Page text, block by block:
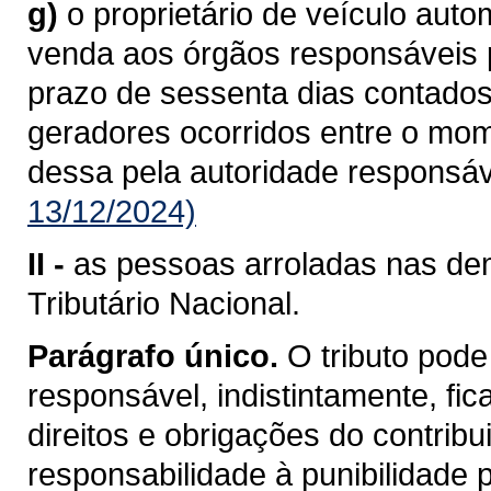
g) o proprietário de veículo
venda aos órgãos
prazo de sessenta dias
geradores ocorridos entre o
dessa pela autoridade
13/12/2024)
II - as pessoas arroladas nas
Tributário Nacional.
Parágrafo único. O tributo
responsável, indistintamente,
direitos e obrigações do
responsabilidade à punibilidade